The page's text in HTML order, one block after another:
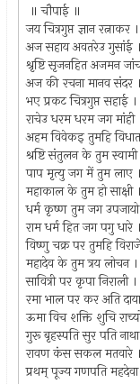
॥ चौपाई ॥
जय चित्रगुप्त ज्ञान
अज सहाय अवतरेउ गुसांई
श्रृष्टि सृजनहित अजमन
अज की रचना मानव संदर
भए प्रकट चित्रगुप्त सहाई
राचेउ धरम धरम जग मांही
अहम विवेकइ तुमहि
श्रष्टि संतुलन के तुम
पाप मृत्यु जग में तुम
महाकाल के तुम हो साक्षी
धर्म कृष्ण तुम जग उपजायो
राम धर्म हित जग पगु
विष्णु चक्र पर तुमहि
महादेव के तुम त्रय लोचन
सावित्री पर कृपा
रमा भाल पर कर अति
ऊमा विच शक्ति शुचि
गुरू बृहस्पति सुर पति
रावण कंस सकल मतवारे ।
प्रथम् पूज्य गणपति